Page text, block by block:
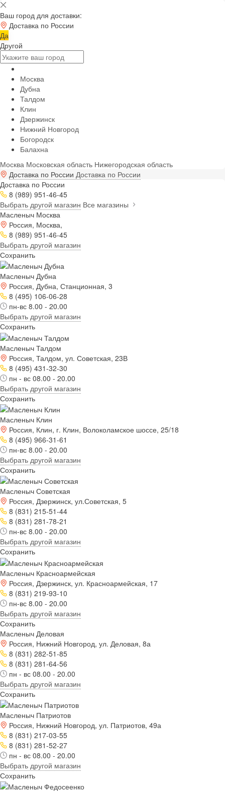
Ваш город для доставки:
Доставка по России
Да
Другой
Москва
Дубна
Талдом
Клин
Дзержинск
Нижний Новгород
Богородск
Балахна
Москва Московская область Нижегородская область
Доставка по России Доставка по России
Доставка по России
8 (989) 951-46-45
Выбрать другой магазин Все магазины
Масленыч Москва
Россия, Москва,
8 (989) 951-46-45
Выбрать другой магазин
Сохранить
Масленыч Дубна
Россия, Дубна, Станционная, 3
8 (495) 106-06-28
пн-вс 8.00 - 20.00
Выбрать другой магазин
Сохранить
Масленыч Талдом
Россия, Талдом, ул. Советская, 23В
8 (495) 431-32-30
пн - вс 08.00 - 20.00
Выбрать другой магазин
Сохранить
Масленыч Клин
Россия, Клин, г. Клин, Волоколамское шоссе, 25/18
8 (495) 966-31-61
пн-вс 8.00 - 20.00
Выбрать другой магазин
Сохранить
Масленыч Советская
Россия, Дзержинск, ул.Советская, 5
8 (831) 215-51-44
8 (831) 281-78-21
пн-вс 8.00 - 20.00
Выбрать другой магазин
Сохранить
Масленыч Красноармейская
Россия, Дзержинск, ул. Красноармейская, 17
8 (831) 219-93-10
пн-вс 8.00 - 20.00
Выбрать другой магазин
Сохранить
Масленыч Деловая
Россия, Нижний Новгород, ул. Деловая, 8а
8 (831) 282-51-85
8 (831) 281-64-56
пн - вс 08.00 - 20.00
Выбрать другой магазин
Сохранить
Масленыч Патриотов
Россия, Нижний Новгород, ул. Патриотов, 49а
8 (831) 217-03-55
8 (831) 281-52-27
пн - вс 08.00 - 20.00
Выбрать другой магазин
Сохранить